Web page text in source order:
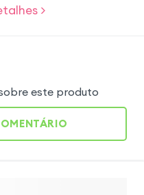
>
este produto